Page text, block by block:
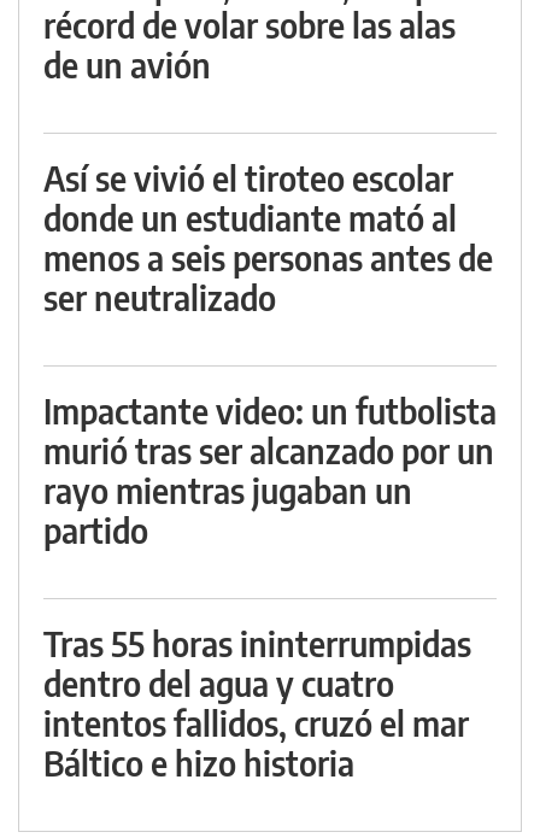
récord de volar sobre las alas
de un avión
Así se vivió el tiroteo escolar
donde un estudiante mató al
menos a seis personas antes de
ser neutralizado
Impactante video: un futbolista
murió tras ser alcanzado por un
rayo mientras jugaban un
partido
Tras 55 horas ininterrumpidas
dentro del agua y cuatro
intentos fallidos, cruzó el mar
Báltico e hizo historia